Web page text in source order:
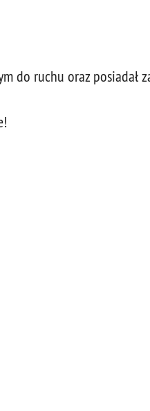
do ruchu oraz posiadał